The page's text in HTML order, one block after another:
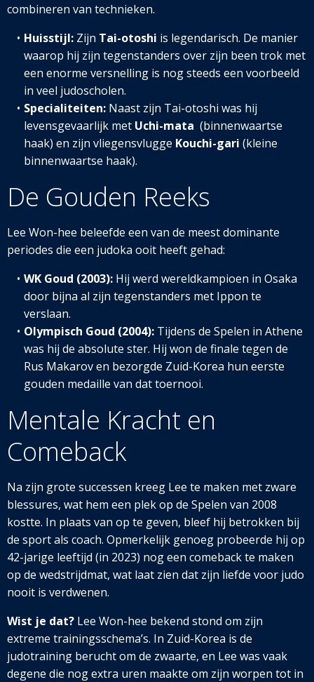
combineren van technieken.
Huisstijl:Zijn Tai-otoshi is legendarisch. De manier
waarop hij zijn tegenstanders over zijn been trok met
een enorme versnelling is nog steeds een voorbeeld
in veel judoscholen.
Specialiteiten:Naast zijn Tai-otoshi was hij
levensgevaarlijk met Uchi-mata (binnenwaartse
haak) en zijn vliegensvlugge Kouchi-gari (kleine
binnenwaartse haak).
De Gouden Reeks
Lee Won-hee beleefde een van de meest dominante
periodes die een judoka ooit heeft gehad:
WK Goud (2003):Hij werd wereldkampioen in Osaka
door bijna al zijn tegenstanders met Ippon te
verslaan.
Olympisch Goud (2004):Tijdens de Spelen in Athene
was hij de absolute ster. Hij won de finale tegen de
Rus Makarov en bezorgde Zuid-Korea hun eerste
gouden medaille van dat toernooi.
Mentale Kracht en
Comeback
Na zijn grote successen kreeg Lee te maken met zware
blessures, wat hem een plek op de Spelen van 2008
kostte. In plaats van op te geven, bleef hij betrokken bij
de sport als coach. Opmerkelijk genoeg probeerde hij op
42-jarige leeftijd (in 2023) nog een comeback te maken
op de wedstrijdmat, wat laat zien dat zijn liefde voor judo
nooit is verdwenen.
Wist je dat? Lee Won-hee bekend stond om zijn
extreme trainingsschema’s. In Zuid-Korea is de
judotraining berucht om de zwaarte, en Lee was vaak
degene die nog extra uren maakte om zijn worpen tot in